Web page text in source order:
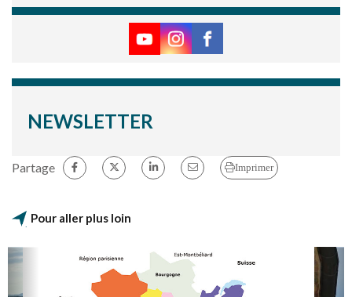
NEWSLETTER
Partage Imprimer
Pour aller plus loin